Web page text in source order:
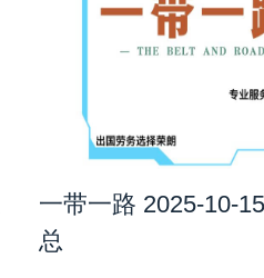
一带一路 2025-10-
总